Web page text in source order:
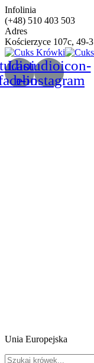
Infolinia
(+48) 510 403 503
Adres
Kościerzyce 107c, 49-
Lastudioicon-
b-instagram
Unia Europejska